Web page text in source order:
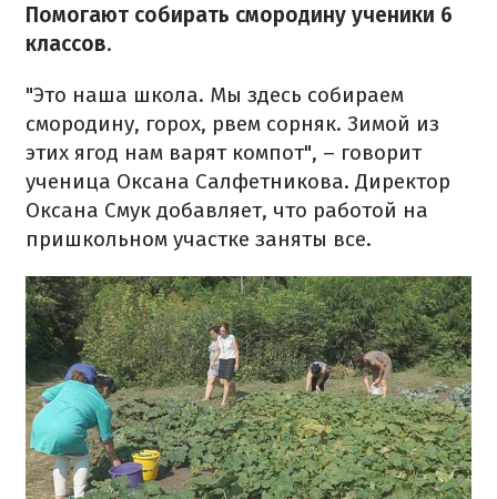
Помогают собирать смородину ученики 6
классов.
"Это наша школа. Мы здесь собираем
смородину, горох, рвем сорняк. Зимой из
этих ягод нам варят компот", – говорит
ученица Оксана Салфетникова. Директор
Оксана Смук добавляет, что работой на
пришкольном участке заняты все.